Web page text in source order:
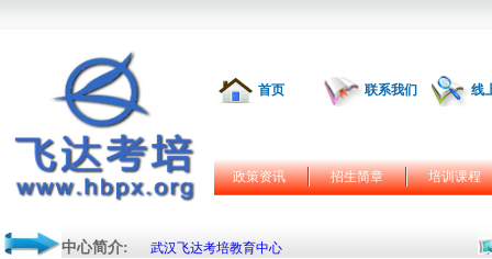
首页 联系我们 线
政策资讯 招生简章 培训课程
中心简介: 武汉飞达考培教育中心